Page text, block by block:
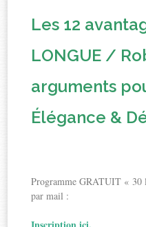
Les 12
LONGUE /
arguments
Élégance &
Programme GRATUIT « 30
par mail :